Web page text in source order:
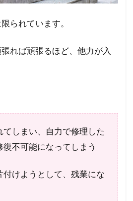
られています。
れば頑張るほど、他力が入
てしまい、自力で修理した
復不可能になってしまう
付けようとして、残業にな